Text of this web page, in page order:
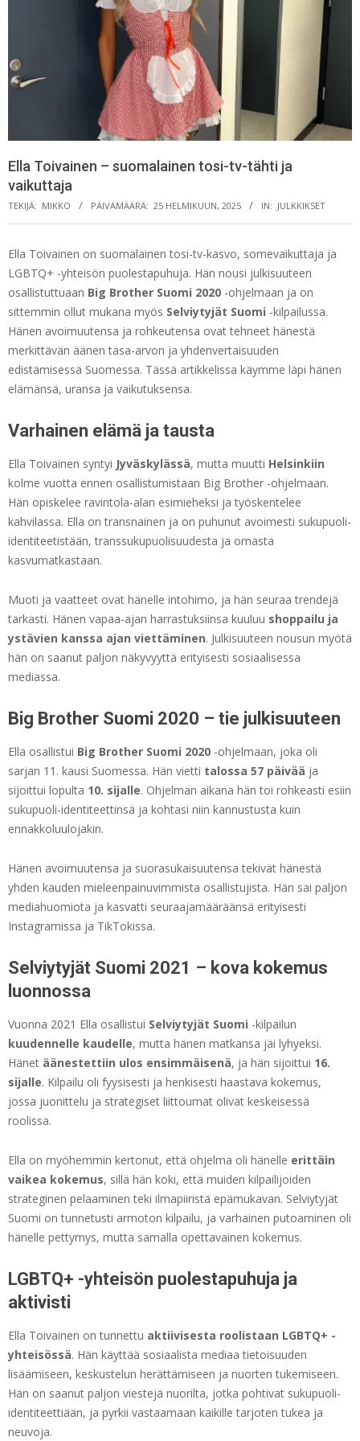
Ella Toivainen – suomalainen tosi-tv-tähti ja
vaikuttaja
TEKIJÄ: MIKKO PÄIVÄMÄÄRÄ: 25 HELMIKUUN, 2025 IN: JULKKIKSET
Ella Toivainen on suomalainen tosi-tv-kasvo, somevaikuttaja ja
LGBTQ+ -yhteisön puolestapuhuja. Hän nousi julkisuuteen
osallistuttuaan Big Brother Suomi 2020 -ohjelmaan ja on
sittemmin ollut mukana myös Selviytyjät Suomi -kilpailussa.
Hänen avoimuutensa ja rohkeutensa ovat tehneet hänestä
merkittävän äänen tasa-arvon ja yhdenvertaisuuden
edistämisessä Suomessa. Tässä artikkelissa käymme läpi hänen
elämänsä, uransa ja vaikutuksensa.
Varhainen elämä ja tausta
Ella Toivainen syntyi Jyväskylässä, mutta muutti Helsinkiin
kolme vuotta ennen osallistumistaan Big Brother -ohjelmaan.
Hän opiskelee ravintola-alan esimieheksi ja työskentelee
kahvilassa. Ella on transnainen ja on puhunut avoimesti sukupuoli-
identiteetistään, transsukupuolisuudesta ja omasta
kasvumatkastaan.
Muoti ja vaatteet ovat hänelle intohimo, ja hän seuraa trendejä
tarkasti. Hänen vapaa-ajan harrastuksiinsa kuuluu shoppailu ja
ystävien kanssa ajan viettäminen. Julkisuuteen nousun myötä
hän on saanut paljon näkyvyyttä erityisesti sosiaalisessa
mediassa.
Big Brother Suomi 2020 – tie julkisuuteen
Ella osallistui Big Brother Suomi 2020 -ohjelmaan, joka oli
sarjan 11. kausi Suomessa. Hän vietti talossa 57 päivää ja
sijoittui lopulta 10. sijalle. Ohjelman aikana hän toi rohkeasti esiin
sukupuoli-identiteettinsä ja kohtasi niin kannustusta kuin
ennakkoluulojakin.
Hänen avoimuutensa ja suorasukaisuutensa tekivät hänestä
yhden kauden mieleenpainuvimmista osallistujista. Hän sai paljon
mediahuomiota ja kasvatti seuraajamääräänsä erityisesti
Instagramissa ja TikTokissa.
Selviytyjät Suomi 2021 – kova kokemus
luonnossa
Vuonna 2021 Ella osallistui Selviytyjät Suomi -kilpailun
kuudennelle kaudelle, mutta hänen matkansa jäi lyhyeksi.
Hänet äänestettiin ulos ensimmäisenä, ja hän sijoittui 16.
sijalle. Kilpailu oli fyysisesti ja henkisesti haastava kokemus,
jossa juonittelu ja strategiset liittoumat olivat keskeisessä
roolissa.
Ella on myöhemmin kertonut, että ohjelma oli hänelle erittäin
vaikea kokemus, sillä hän koki, että muiden kilpailijoiden
strateginen pelaaminen teki ilmapiiristä epämukavan. Selviytyjät
Suomi on tunnetusti armoton kilpailu, ja varhainen putoaminen oli
hänelle pettymys, mutta samalla opettavainen kokemus.
LGBTQ+ -yhteisön puolestapuhuja ja
aktivisti
Ella Toivainen on tunnettu aktiivisesta roolistaan LGBTQ+ -
yhteisössä. Hän käyttää sosiaalista mediaa tietoisuuden
lisäämiseen, keskustelun herättämiseen ja nuorten tukemiseen.
Hän on saanut paljon viestejä nuorilta, jotka pohtivat sukupuoli-
identiteettiään, ja pyrkii vastaamaan kaikille tarjoten tukea ja
neuvoja.